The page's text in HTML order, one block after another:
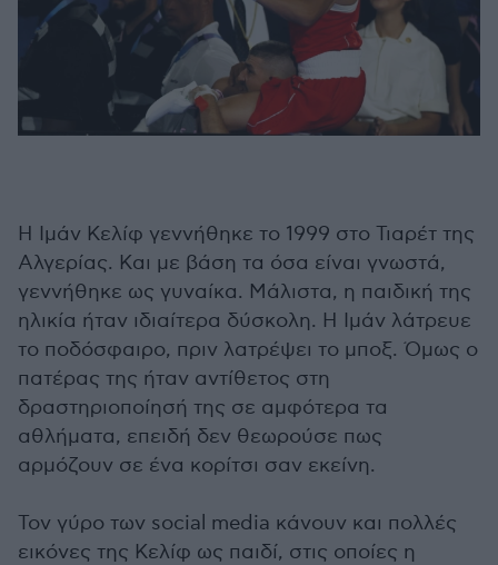
Η Ιμάν Κελίφ γεννήθηκε το 1999 στο Τιαρέτ της
Αλγερίας. Και με βάση τα όσα είναι γνωστά,
γεννήθηκε ως γυναίκα. Μάλιστα, η παιδική της
ηλικία ήταν ιδιαίτερα δύσκολη. Η Ιμάν λάτρευε
το ποδόσφαιρο, πριν λατρέψει το μποξ. Όμως ο
πατέρας της ήταν αντίθετος στη
δραστηριοποίησή της σε αμφότερα τα
αθλήματα, επειδή δεν θεωρούσε πως
αρμόζουν σε ένα κορίτσι σαν εκείνη.
Τον γύρο των social media κάνουν και πολλές
εικόνες της Κελίφ ως παιδί, στις οποίες η